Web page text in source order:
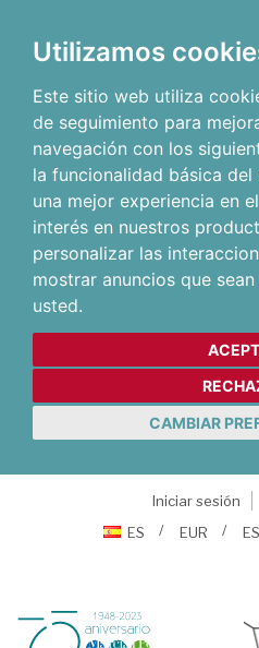
Utilizamos
Este sitio web utiliza
de seguimiento para
navegación con los
la funcionalidad básica del
una mejor experiencia en
interés en nuestros
personalizar las
mostrar anuncios que
usted.
CAMBIAR
Iniciar sesión
ES
EUR